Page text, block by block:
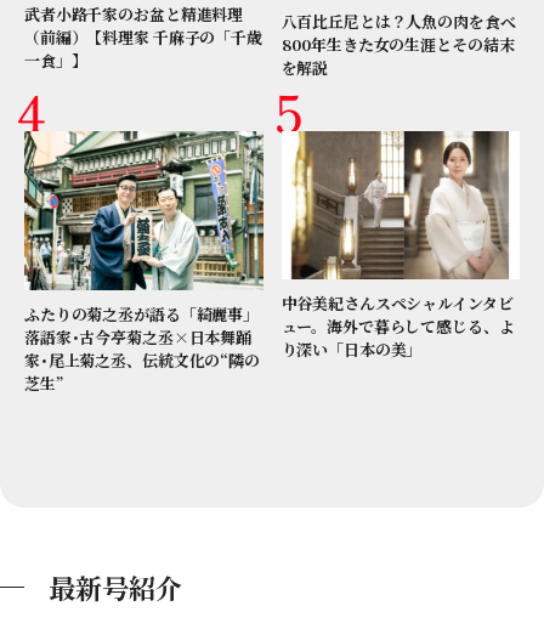
武者小路千家のお盆と精進料理
（前編）【料理家 千麻子の「千歳
一食」】
八百比丘尼とは？人魚の肉を食べ
800年生きた女の生涯とその結末
を解説
ふたりの菊之丞が語る「綺麗事」
落語家･古今亭菊之丞×日本舞踊
家･尾上菊之丞、伝統文化の“隣の
芝生”
中谷美紀さんスペシャルインタビ
ュー。海外で暮らして感じる、よ
り深い「日本の美」
最新号紹介